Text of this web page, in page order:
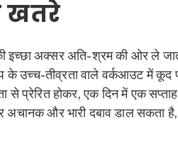
खतरे
की इच्छा अक्सर अति-श्रम की ओर ले
के उच्च-तीव्रता वाले वर्कआउट में कूद
से प्रेरित होकर, एक दिन में एक
और भारी दबाव डाल सकता